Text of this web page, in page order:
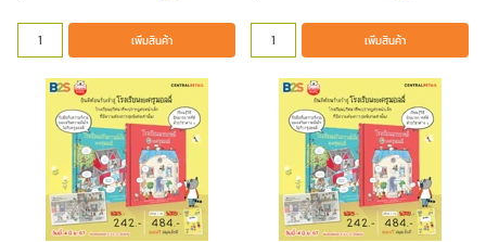
เพิ่มสินค้า เพิ่มสินค้า